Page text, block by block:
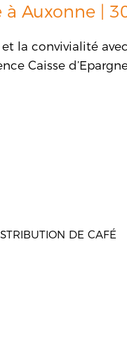
Auxonne |
et la convivialité
Caisse
DE CAFÉ